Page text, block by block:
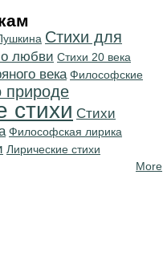
Стихи для
любви Стихи 20 века
века Философские
природе
стихи Cтихи
Философская лирика
Лирические стихи
More